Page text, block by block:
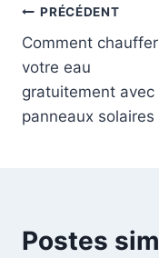
Navigation
de
l’article
PRÉCÉDENT
Comment chauffer
votre eau
gratuitement avec
panneaux solaires
Postes